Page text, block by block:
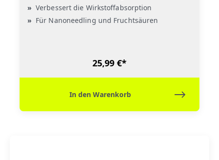
Verbessert die Wirkstoffabsorption
Für Nanoneedling und Fruchtsäuren
25,99 €*
In den Warenkorb